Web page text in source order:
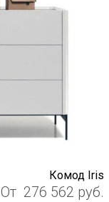
Комод Iris
От 276 562 руб.